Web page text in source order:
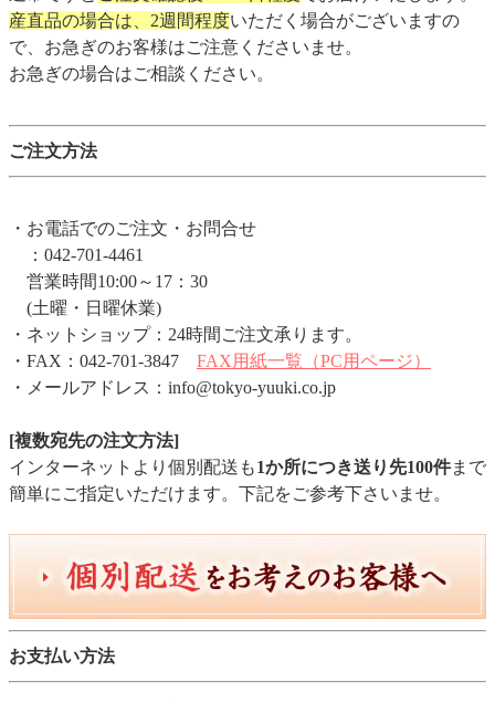
産直品の場合は、2週間程度いただく場合がございますの
で、お急ぎのお客様はご注意くださいませ。
お急ぎの場合はご相談ください。
ご注文方法
・お電話でのご注文・お問合せ
：042-701-4461
営業時間10:00～17：30
(土曜・日曜休業)
・ネットショップ：24時間ご注文承ります。
・FAX：042-701-3847 FAX用紙一覧（PC用ページ）
・メールアドレス：info@tokyo-yuuki.co.jp
[複数宛先の注文方法]
インターネットより個別配送も1か所につき送り先100件まで
簡単にご指定いただけます。下記をご参考下さいませ。
お支払い方法